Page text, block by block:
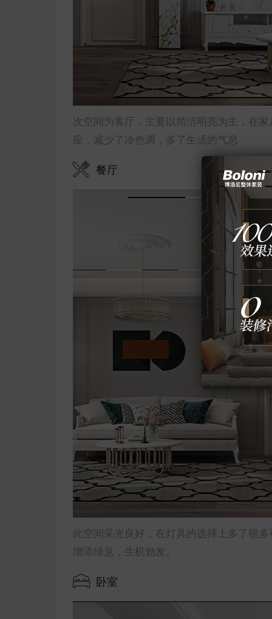
次空间为客厅，主要以简洁明亮为主，在
应，减少了冷色调，多了生活的气息
餐厅
此空间采光良好，在灯具的选择上多了很
增添绿意，生机勃发。
卧室